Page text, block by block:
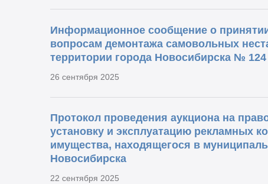
Информационное сообщение о
вопросам демонтажа самовольных
территории города Новосибирска № 124
26 сентября 2025
Протокол проведения аукциона на
установку и эксплуатацию рекламных
имущества, находящегося в
Новосибирска
22 сентября 2025